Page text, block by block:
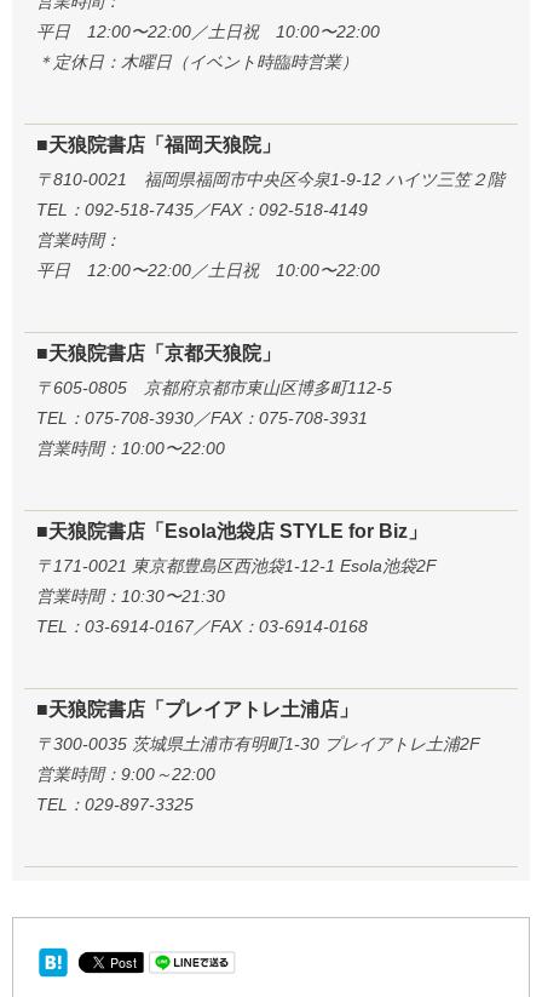
平日 12:00〜22:00／土日祝 10:00〜22:00
＊定休日：木曜日（イベント時臨時営業）
■天狼院書店「福岡天狼院」
〒810-0021 福岡県福岡市中央区今泉1-9-12 ハイツ三笠２階
TEL：092-518-7435／FAX：092-518-4149
営業時間：
平日 12:00〜22:00／土日祝 10:00〜22:00
■天狼院書店「京都天狼院」
〒605-0805 京都府京都市東山区博多町112-5
TEL：075-708-3930／FAX：075-708-3931
営業時間：10:00〜22:00
■天狼院書店「Esola池袋店 STYLE for Biz」
〒171-0021 東京都豊島区西池袋1-12-1 Esola池袋2F
営業時間：10:30〜21:30
TEL：03-6914-0167／FAX：03-6914-0168
■天狼院書店「プレイアトレ土浦店」
〒300-0035 茨城県土浦市有明町1-30 プレイアトレ土浦2F
営業時間：9:00～22:00
TEL：029-897-3325